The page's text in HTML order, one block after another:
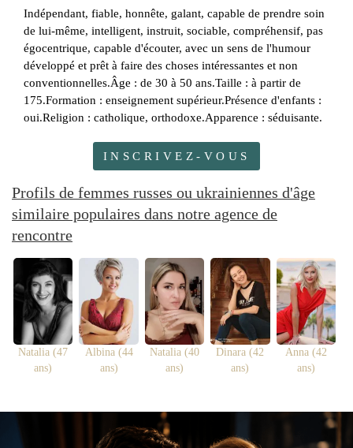
Indépendant, fiable, honnête, galant, capable de prendre soin
de lui-même, intelligent, instruit, sociable, compréhensif, pas
égocentrique, capable d'écouter, avec un sens de l'humour
développé et prêt à faire des choses intéressantes et non
conventionnelles.Âge : de 30 à 50 ans.Taille : à partir de
175.Formation : enseignement supérieur.Présence d'enfants :
oui.Religion : catholique, orthodoxe.Apparence : séduisante.
INSCRIVEZ-VOUS
Profils de femmes russes ou ukrainiennes d'âge
similaire populaires dans notre agence de
rencontre
Natalia (47
ans)
Albina (44
ans)
Natalia (40
ans)
Dinara (42
ans)
Anna (42
ans)